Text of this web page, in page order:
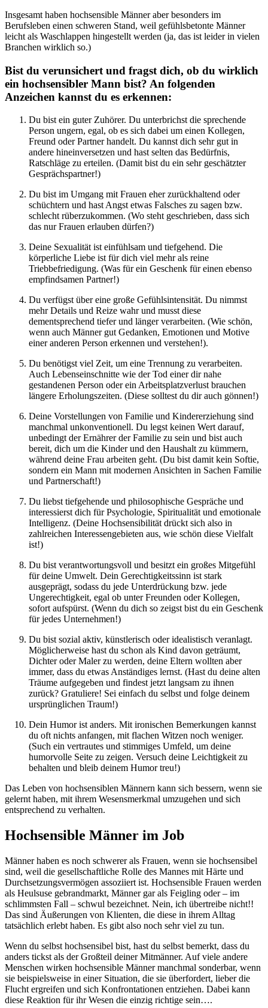
Insgesamt haben hochsensible Männer aber besonders im
Berufsleben einen schweren Stand, weil gefühlsbetonte Männer
leicht als Waschlappen hingestellt werden (ja, das ist leider in vielen
Branchen wirklich so.)
Bist du verunsichert und fragst dich, ob du wirklich
ein hochsensibler Mann bist? An folgenden
Anzeichen kannst du es erkennen:
Du bist ein guter Zuhörer. Du unterbrichst die sprechende
Person ungern, egal, ob es sich dabei um einen Kollegen,
Freund oder Partner handelt. Du kannst dich sehr gut in
andere hineinversetzen und hast selten das Bedürfnis,
Ratschläge zu erteilen. (Damit bist du ein sehr geschätzter
Gesprächspartner!)
Du bist im Umgang mit Frauen eher zurückhaltend oder
schüchtern und hast Angst etwas Falsches zu sagen bzw.
schlecht rüberzukommen. (Wo steht geschrieben, dass sich
das nur Frauen erlauben dürfen?)
Deine Sexualität ist einfühlsam und tiefgehend. Die
körperliche Liebe ist für dich viel mehr als reine
Triebbefriedigung. (Was für ein Geschenk für einen ebenso
empfindsamen Partner!)
Du verfügst über eine große Gefühlsintensität. Du nimmst
mehr Details und Reize wahr und musst diese
dementsprechend tiefer und länger verarbeiten. (Wie schön,
wenn auch Männer gut Gedanken, Emotionen und Motive
einer anderen Person erkennen und verstehen!).
Du benötigst viel Zeit, um eine Trennung zu verarbeiten.
Auch Lebenseinschnitte wie der Tod einer dir nahe
gestandenen Person oder ein Arbeitsplatzverlust brauchen
längere Erholungszeiten. (Diese solltest du dir auch gönnen!)
Deine Vorstellungen von Familie und Kindererziehung sind
manchmal unkonventionell. Du legst keinen Wert darauf,
unbedingt der Ernährer der Familie zu sein und bist auch
bereit, dich um die Kinder und den Haushalt zu kümmern,
während deine Frau arbeiten geht. (Du bist damit kein Softie,
sondern ein Mann mit modernen Ansichten in Sachen Familie
und Partnerschaft!)
Du liebst tiefgehende und philosophische Gespräche und
interessierst dich für Psychologie, Spiritualität und emotionale
Intelligenz. (Deine Hochsensibilität drückt sich also in
zahlreichen Interessengebieten aus, wie schön diese Vielfalt
ist!)
Du bist verantwortungsvoll und besitzt ein großes Mitgefühl
für deine Umwelt. Dein Gerechtigkeitssinn ist stark
ausgeprägt, sodass du jede Unterdrückung bzw. jede
Ungerechtigkeit, egal ob unter Freunden oder Kollegen,
sofort aufspürst. (Wenn du dich so zeigst bist du ein Geschenk
für jedes Unternehmen!)
Du bist sozial aktiv, künstlerisch oder idealistisch veranlagt.
Möglicherweise hast du schon als Kind davon geträumt,
Dichter oder Maler zu werden, deine Eltern wollten aber
immer, dass du etwas Anständiges lernst. (Hast du deine alten
Träume aufgegeben und findest jetzt langsam zu ihnen
zurück? Gratuliere! Sei einfach du selbst und folge deinem
ursprünglichen Traum!)
Dein Humor ist anders. Mit ironischen Bemerkungen kannst
du oft nichts anfangen, mit flachen Witzen noch weniger.
(Such ein vertrautes und stimmiges Umfeld, um deine
humorvolle Seite zu zeigen. Versuch deine Leichtigkeit zu
behalten und bleib deinem Humor treu!)
Das Leben von hochsensiblen Männern kann sich bessern, wenn sie
gelernt haben, mit ihrem Wesensmerkmal umzugehen und sich
entsprechend zu verhalten.
Hochsensible Männer im Job
Männer haben es noch schwerer als Frauen, wenn sie hochsensibel
sind, weil die gesellschaftliche Rolle des Mannes mit Härte und
Durchsetzungsvermögen assoziiert ist. Hochsensible Frauen werden
als Heulsuse gebrandmarkt, Männer gar als Feigling oder – im
schlimmsten Fall – schwul bezeichnet. Nein, ich übertreibe nicht!!
Das sind Äußerungen von Klienten, die diese in ihrem Alltag
tatsächlich erlebt haben. Es gibt also noch sehr viel zu tun.
Wenn du selbst hochsensibel bist, hast du selbst bemerkt, dass du
anders tickst als der Großteil deiner Mitmänner. Auf viele andere
Menschen wirken hochsensible Männer manchmal sonderbar, wenn
sie beispielsweise in einer Situation, die sie überfordert, lieber die
Flucht ergreifen und sich Konfrontationen entziehen. Dabei kann
diese Reaktion für ihr Wesen die einzig richtige sein….